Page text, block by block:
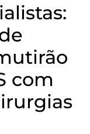
com